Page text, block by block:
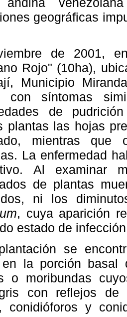
geográficas
de 2001,
Rojo" (10ha),
Municipio
con síntomas
de
plantas las hojas
mientras
La enfermedad
Al examinar
de plantas
ni los
, cuya aparición
estado de
se
en la porción basal
o moribundas
con reflejos de
conidióforos y